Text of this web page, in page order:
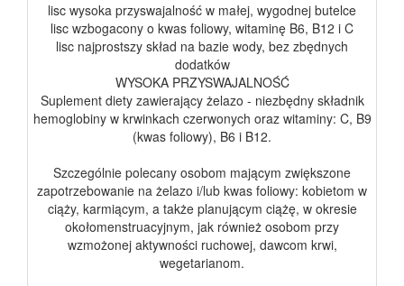
lisc wysoka przyswajalność w małej, wygodnej butelce
lisc wzbogacony o kwas foliowy, witaminę B6, B12 i C
lisc najprostszy skład na bazie wody, bez zbędnych
dodatków
WYSOKA PRZYSWAJALNOŚĆ
Suplement diety zawierający żelazo - niezbędny składnik
hemoglobiny w krwinkach czerwonych oraz witaminy: C, B9
(kwas foliowy), B6 i B12.
Szczególnie polecany osobom mającym zwiększone
zapotrzebowanie na żelazo i/lub kwas foliowy: kobietom w
ciąży, karmiącym, a także planującym ciążę, w okresie
okołomenstruacyjnym, jak również osobom przy
wzmożonej aktywności ruchowej, dawcom krwi,
wegetarianom.